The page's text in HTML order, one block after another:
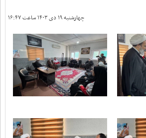
چهارشنبه ۱۹ دی ۱۴۰۳ ساعت ۱۶:۴۷